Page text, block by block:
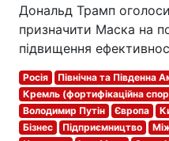
Дональд Трамп
призначити Маска на
підвищення
Росія
Північна та Південна
Кремль (фортифікаційна
Володимир Путін
Європа
Бізнес
Підприємництво